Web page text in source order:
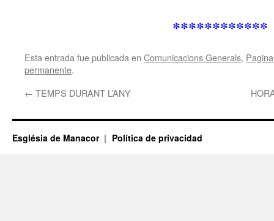
************
Esta entrada fue publicada en Comunicacions Generals,
permanente.
← TEMPS DURANT L’ANY
Església de Manacor Política de privacidad